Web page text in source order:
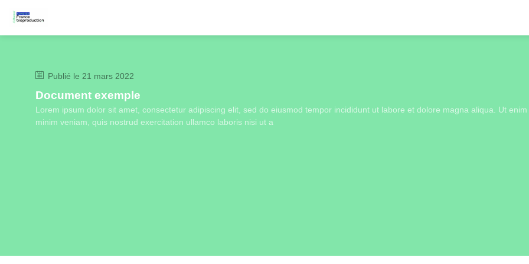
Publié le 21 mars 2022
Document exemple
Lorem ipsum dolor sit amet, consectetur adipiscing elit, sed do eiusmod tempor incididunt ut labore et dolore magna aliqua. Ut enim
minim veniam, quis nostrud exercitation ullamco laboris nisi ut a